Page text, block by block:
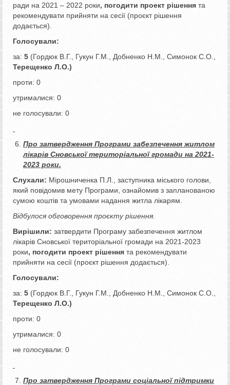
ради на 2021 – 2022 роки, погодити проект рішення та
рекомендувати прийняти на сесії (проєкт рішення
додається).
Голосували:
за: 5 (Гордюк В.Г., Гукун Г.М., Добненко Н.М., Симонок С.О.,
Терещенко Л.О.)
проти: 0
утрималися: 0
не голосували: 0
Про затвердження Програми забезпечення житлом
лікарів Сновської територіальної громади на 2021-
2023 роки.
Слухали: Мірошниченка П.Л., заступника міського голови,
який повідомив мету Програми, ознайомив з запланованою
сумою коштів та умовами надання житла лікарям.
Відбулося обговорення проєкту рішення.
Вирішили: затвердити Програму забезпечення житлом
лікарів Сновської територіальної громади на 2021-2023
роки, погодити проект рішення та рекомендувати
прийняти на сесії (проєкт рішення додається).
Голосували:
за: 5 (Гордюк В.Г., Гукун Г.М., Добненко Н.М., Симонок С.О.,
Терещенко Л.О.)
проти: 0
утрималися: 0
не голосували: 0
Про затвердження Програми соціальної підтримки